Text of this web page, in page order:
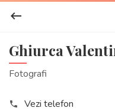
keyboard_backspace
Ghiurca
Fotografi
phone Vezi telefon